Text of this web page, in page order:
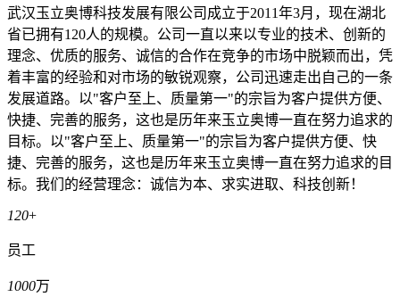
武汉玉立奥博科技发展有限公司成立于2011年3月，现在湖北
省已拥有120人的规模。公司一直以来以专业的技术、创新的
理念、优质的服务、诚信的合作在竞争的市场中脱颖而出，凭
着丰富的经验和对市场的敏锐观察，公司迅速走出自己的一条
发展道路。以"客户至上、质量第一"的宗旨为客户提供方便、
快捷、完善的服务，这也是历年来玉立奥博一直在努力追求的
目标。以"客户至上、质量第一"的宗旨为客户提供方便、快
捷、完善的服务，这也是历年来玉立奥博一直在努力追求的目
标。我们的经营理念：诚信为本、求实进取、科技创新！
120+
员工
1000万